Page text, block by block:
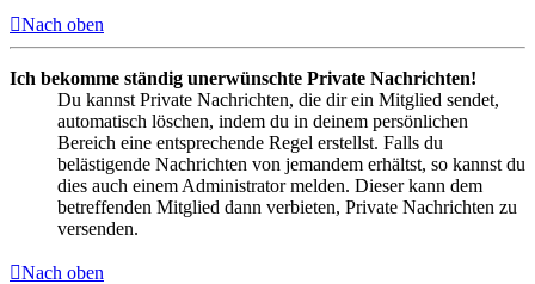
Nach oben
Ich bekomme ständig unerwünschte Private Nachrichten!
Du kannst Private Nachrichten, die dir ein Mitglied sendet,
automatisch löschen, indem du in deinem persönlichen
Bereich eine entsprechende Regel erstellst. Falls du
belästigende Nachrichten von jemandem erhältst, so kannst du
dies auch einem Administrator melden. Dieser kann dem
betreffenden Mitglied dann verbieten, Private Nachrichten zu
versenden.
Nach oben